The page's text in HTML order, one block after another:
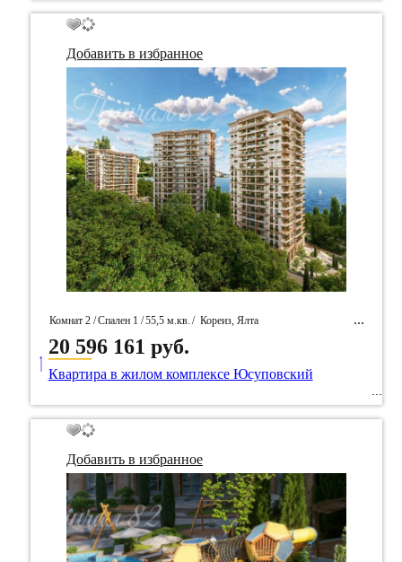
Добавить в избранное
Комнат 2 /Спален 1 /55,5 м.кв. / Кореиз, Ялта
/ Идентификатор собственность 91794
20 596 161 руб.
____
Квартира в жилом комплексе Юсуповский
Добавить в избранное